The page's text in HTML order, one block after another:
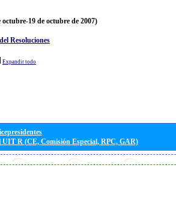
19 de octubre de 2007)
Resoluciones
Expandir todo
UIT R (CE, Comisión Especial, RPC, GAR)